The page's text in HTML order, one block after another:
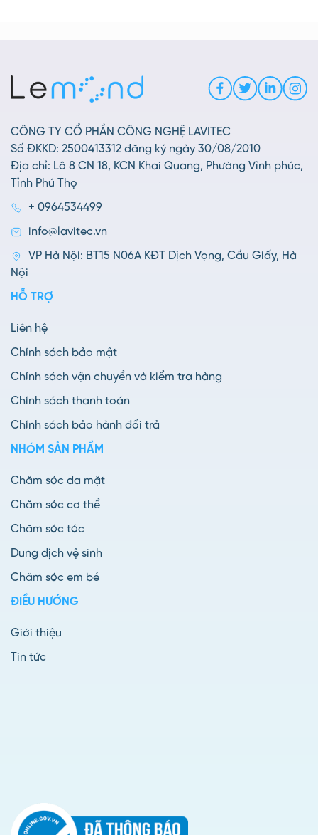
CÔNG TY CỔ PHẦN CÔNG NGHỆ LAVITEC
Số ĐKKD: 2500413312 đăng ký ngày 30/08/2010
Địa chỉ: Lô 8 CN 18, KCN Khai Quang, Phường Vĩnh phúc,
Tỉnh Phú Thọ
+ 0964534499
info@lavitec.vn
VP Hà Nội: BT15 N06A KĐT Dịch Vọng, Cầu Giấy, Hà
Nội
HỖ TRỢ
Liên hệ
Chính sách bảo mật
Chính sách vận chuyển và kiểm tra hàng
Chính sách thanh toán
Chính sách bảo hành đổi trả
NHÓM SẢN PHẨM
Chăm sóc da mặt
Chăm sóc cơ thể
Chăm sóc tóc
Dung dịch vệ sinh
Chăm sóc em bé
ĐIỀU HƯỚNG
Giới thiệu
Tin tức